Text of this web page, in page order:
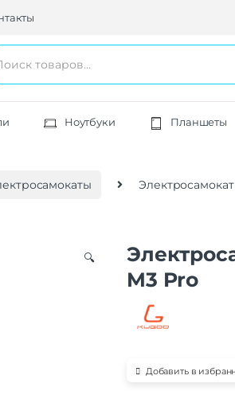
Ноутбуки Планшеты
🔍
M3 Pro
Добавить в